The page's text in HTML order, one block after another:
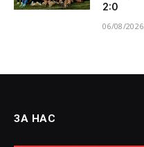
2:0
06/08/2026
ЗА НАС